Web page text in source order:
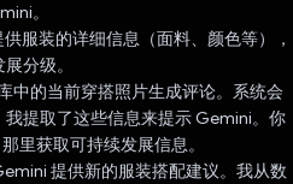
。
服装的详细信息（面料、颜色等），
分级。
中的当前穿搭照片生成评论。系统会
提取了这些信息来提示 Gemini。你
里获取可持续发展信息。
提供新的服装搭配建议。我从数